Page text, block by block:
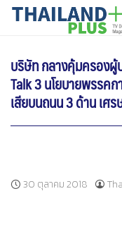
SkipTHAILANDPLUS
บริษัท กลางคุ้มครองผู้
Talk 3 นโยบายพรรค
เสียบนถนน 3 ด้าน เศ
30 ตุลาคม 2018